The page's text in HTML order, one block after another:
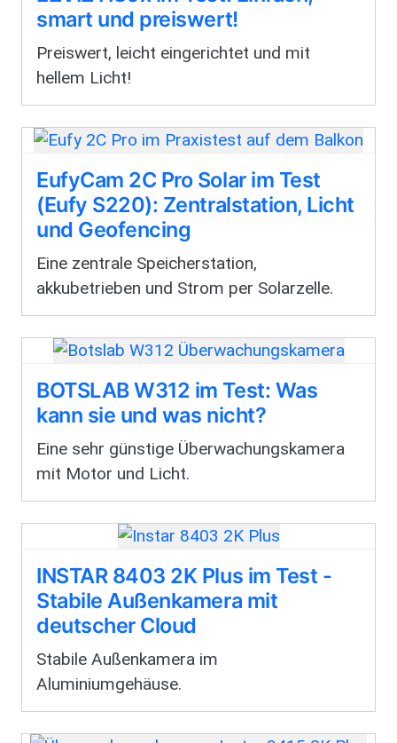
smart und preiswert!
Preiswert, leicht eingerichtet und mit
hellem Licht!
EufyCam 2C Pro Solar im Test
(Eufy S220): Zentralstation, Licht
und Geofencing
Eine zentrale Speicherstation,
akkubetrieben und Strom per Solarzelle.
BOTSLAB W312 im Test: Was
kann sie und was nicht?
Eine sehr günstige Überwachungskamera
mit Motor und Licht.
INSTAR 8403 2K Plus im Test -
Stabile Außenkamera mit
deutscher Cloud
Stabile Außenkamera im
Aluminiumgehäuse.